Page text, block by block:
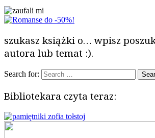
szukasz książki o… wpisz
autora lub temat :).
Search for:
Bibliotekara czyta teraz: